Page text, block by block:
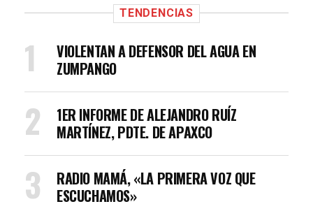
TENDENCIAS
VIOLENTAN A DEFENSOR DEL AGUA EN
ZUMPANGO
1ER INFORME DE ALEJANDRO RUÍZ
MARTÍNEZ, PDTE. DE APAXCO
RADIO MAMÁ, «LA PRIMERA VOZ QUE
ESCUCHAMOS»